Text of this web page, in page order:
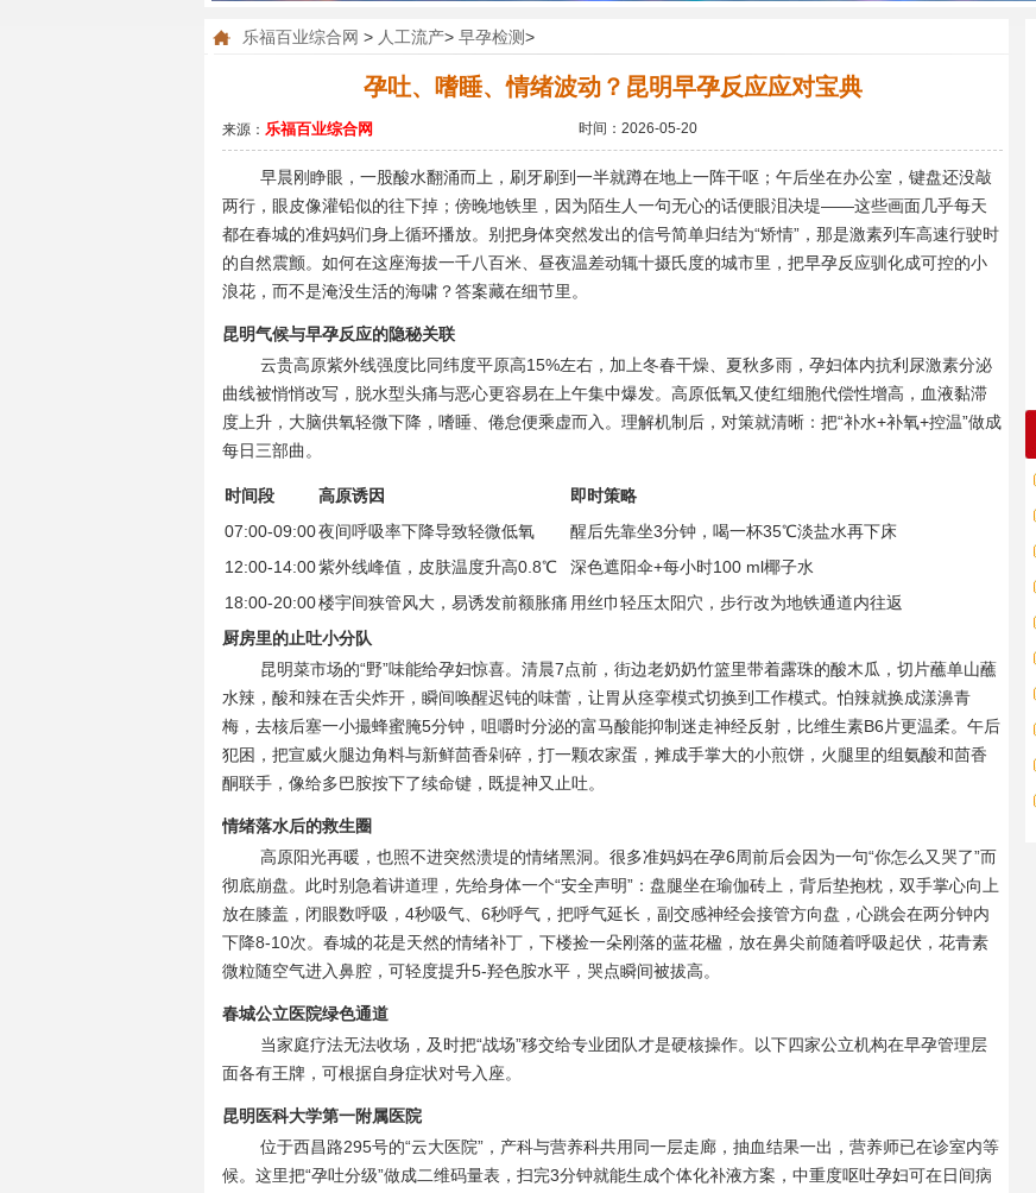
乐福百业综合网 > 人工流产> 早孕检测>
孕吐、嗜睡、情绪波动？昆明早孕反应应对宝典
来源： 乐福百业综合网 时间：2026-05-20
早晨刚睁眼，一股酸水翻涌而上，刷牙刷到一半就蹲在地上一阵干呕；午后坐在办公室，键盘还没敲
两行，眼皮像灌铅似的往下掉；傍晚地铁里，因为陌生人一句无心的话便眼泪决堤——这些画面几乎每天
都在春城的准妈妈们身上循环播放。别把身体突然发出的信号简单归结为“矫情”，那是激素列车高速行驶时
的自然震颤。如何在这座海拔一千八百米、昼夜温差动辄十摄氏度的城市里，把早孕反应驯化成可控的小
浪花，而不是淹没生活的海啸？答案藏在细节里。
昆明气候与早孕反应的隐秘关联
云贵高原紫外线强度比同纬度平原高15%左右，加上冬春干燥、夏秋多雨，孕妇体内抗利尿激素分泌
曲线被悄悄改写，脱水型头痛与恶心更容易在上午集中爆发。高原低氧又使红细胞代偿性增高，血液黏滞
度上升，大脑供氧轻微下降，嗜睡、倦怠便乘虚而入。理解机制后，对策就清晰：把“补水+补氧+控温”做成
每日三部曲。
时间段 高原诱因
即时策略
07:00-09:00夜间呼吸率下降导致轻微低氧
醒后先靠坐3分钟，喝一杯35℃淡盐水再下床
12:00-14:00紫外线峰值，皮肤温度升高0.8℃
深色遮阳伞+每小时100 ml椰子水
18:00-20:00楼宇间狭管风大，易诱发前额胀痛 用丝巾轻压太阳穴，步行改为地铁通道内往返
厨房里的止吐小分队
昆明菜市场的“野”味能给孕妇惊喜。清晨7点前，街边老奶奶竹篮里带着露珠的酸木瓜，切片蘸单山蘸
水辣，酸和辣在舌尖炸开，瞬间唤醒迟钝的味蕾，让胃从痉挛模式切换到工作模式。怕辣就换成漾濞青
梅，去核后塞一小撮蜂蜜腌5分钟，咀嚼时分泌的富马酸能抑制迷走神经反射，比维生素B6片更温柔。午后
犯困，把宣威火腿边角料与新鲜茴香剁碎，打一颗农家蛋，摊成手掌大的小煎饼，火腿里的组氨酸和茴香
酮联手，像给多巴胺按下了续命键，既提神又止吐。
情绪落水后的救生圈
高原阳光再暖，也照不进突然溃堤的情绪黑洞。很多准妈妈在孕6周前后会因为一句“你怎么又哭了”而
彻底崩盘。此时别急着讲道理，先给身体一个“安全声明”：盘腿坐在瑜伽砖上，背后垫抱枕，双手掌心向上
放在膝盖，闭眼数呼吸，4秒吸气、6秒呼气，把呼气延长，副交感神经会接管方向盘，心跳会在两分钟内
下降8-10次。春城的花是天然的情绪补丁，下楼捡一朵刚落的蓝花楹，放在鼻尖前随着呼吸起伏，花青素
微粒随空气进入鼻腔，可轻度提升5-羟色胺水平，哭点瞬间被拔高。
春城公立医院绿色通道
当家庭疗法无法收场，及时把“战场”移交给专业团队才是硬核操作。以下四家公立机构在早孕管理层
面各有王牌，可根据自身症状对号入座。
昆明医科大学第一附属医院
位于西昌路295号的“云大医院”，产科与营养科共用同一层走廊，抽血结果一出，营养师已在诊室内等
候。这里把“孕吐分级”做成二维码量表，扫完3分钟就能生成个体化补液方案，中重度呕吐孕妇可在日间病